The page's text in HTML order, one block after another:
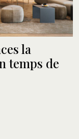
la
temps de